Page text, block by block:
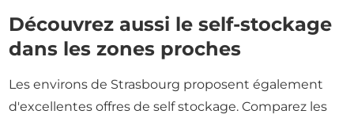
Découvrez aussi le self-stockage
dans les zones proches
Les environs de Strasbourg proposent également
d'excellentes offres de self stockage. Comparez les